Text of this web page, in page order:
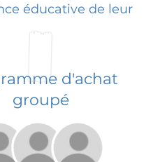
éducative de leur
d'achat
groupé